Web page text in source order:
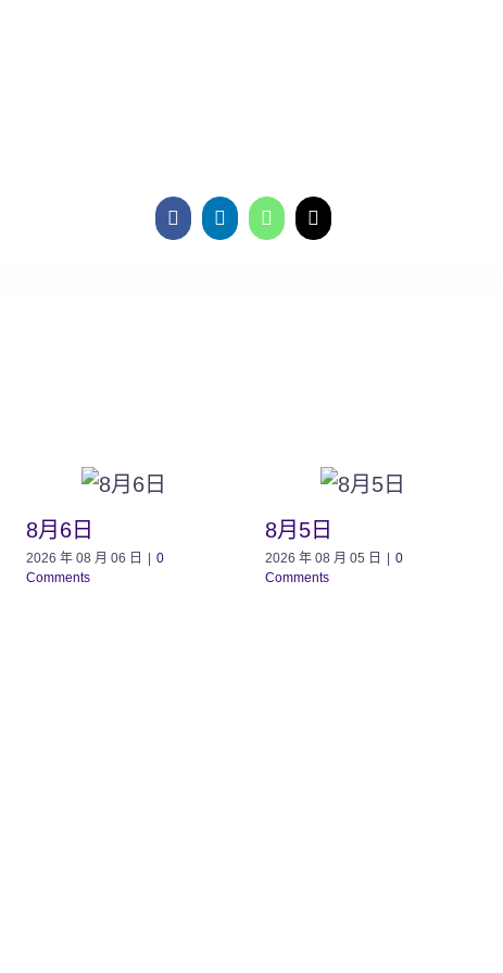
8月6日
2026 年 08 月 06 日
0
Comments
8月5日
2026 年 08 月 05 日
0
Comments